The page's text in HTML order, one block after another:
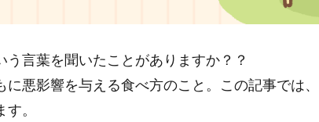
う言葉を聞いたことがありますか？？
に悪影響を与える食べ方のこと。この記事では
。